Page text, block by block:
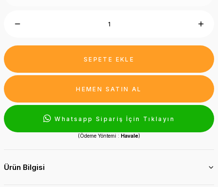
SEPETE EKLE
HEMEN SATIN AL
Whatsapp Sipariş İçin Tıklayın
(Ödeme Yöntemi : Havale)
Ürün Bilgisi